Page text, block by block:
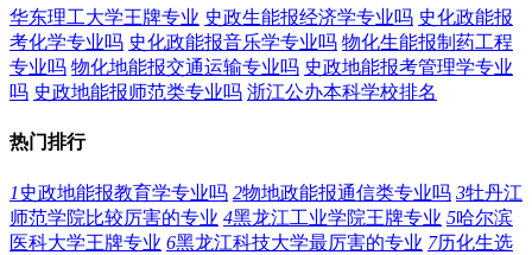
华东理工大学王牌专业 史政生能报经济学专业吗 史化政能报
考化学专业吗 史化政能报音乐学专业吗 物化生能报制药工程
专业吗 物化地能报交通运输专业吗 史政地能报考管理学专业
吗 史政地能报师范类专业吗 浙江公办本科学校排名
热门排行
1 史政地能报教育学专业吗 2物地政能报通信类专业吗 3牡丹江
师范学院比较厉害的专业 4黑龙江工业学院王牌专业 5哈尔滨
医科大学王牌专业 6黑龙江科技大学最厉害的专业 7历化生选